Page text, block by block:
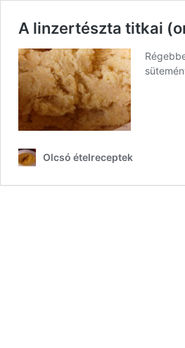
A linzertészta titkai
Olcsó ételreceptek